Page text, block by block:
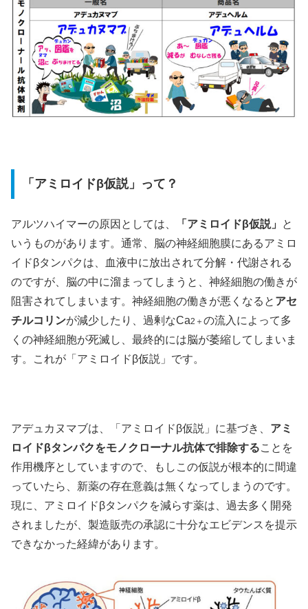
「アミロイドβ仮説」って？
アルツハイマーの原因としては、 「アミロイドβ仮説」
と
いうものがあります。通常、脳の神経細胞膜にあるアミロ
イドβタンパクは、血液中に放出されて分解・代謝される
のですが、脳の中に溜まってしまうと、神経細胞の働きが
阻害されてしまいます。神経細胞の働きが悪くなると アセ
チルコリンが減少したり、過剰なCa2＋ の流入によって多
くの神経細胞が死滅し、最終的には脳が萎縮してしまいま
す。これが「アミロイドβ仮説」です。
アデュカヌマブは、「アミロイドβ仮説」に基づき、 アミ
ロイドβタンパクをモノクローナル抗体で排除することを
作用機序としていますので、もしこの仮説が根本的に間違
っていたら、新薬の存在意義は無くなってしまうのです。
現に、アミロイドβタンパクを減らす薬は、過去多く開発
されましたが、製造販売の承認に十分なエビデンスを提示
できなかった経緯があります。